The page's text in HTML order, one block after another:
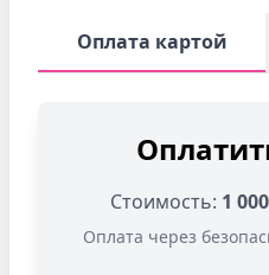
Оплата картой
Стоимость: 1
Оплата через